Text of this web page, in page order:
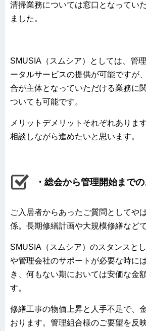
清掃業務については窓口となってい
ました。
SMUSIA（スムシア）としては、管
ータルサービスの提供が可能ですが
合が主体となっていただける業務に
ついても可能です。
メリットデメリットそれぞれありま
相談しながら進めたいと思います。
・総会から管理開始まで
ご入居者からあったご質問としてや
係。長期修繕計画や大規模修繕などで
SMUSIA（スムシア）のスタンスと
や管理会社のサポートが必要な時に
き、何もない期においては安価な金
す。
修繕工事の物価上昇と人手不足で、
おります。管理組合様のご要望を反